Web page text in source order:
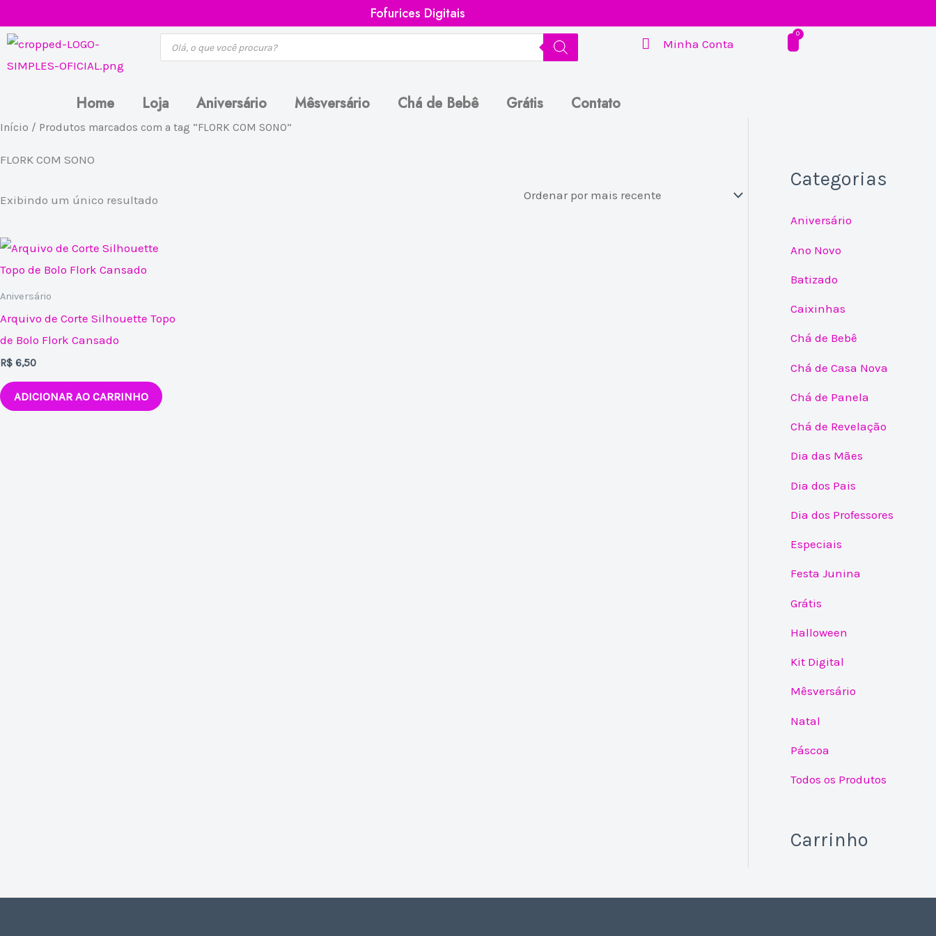
para
Fofurices Digitais
Pesquisar
produtos
Minha Conta
Home Loja Aniversário Mêsversário Chá de Bebê Grátis Contato
Início / Produtos marcados com a tag “FLORK COM SONO”
FLORK COM SONO
Exibindo um único resultado
Aniversário
Arquivo de Corte Silhouette Topo
de Bolo Flork Cansado
R$ 6,50
ADICIONAR AO CARRINHO
Categorias
Aniversário
Ano Novo
Batizado
Caixinhas
Chá de Bebê
Chá de Casa Nova
Chá de Panela
Chá de Revelação
Dia das Mães
Dia dos Pais
Dia dos Professores
Especiais
Festa Junina
Grátis
Halloween
Kit Digital
Mêsversário
Natal
Páscoa
Todos os Produtos
Carrinho